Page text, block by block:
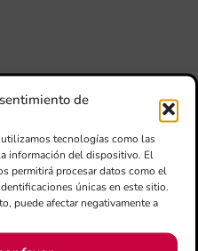
de
utilizamos tecnologías como las
información del dispositivo. El
permitirá procesar datos como el
únicas en este sitio.
puede afectar negativamente a